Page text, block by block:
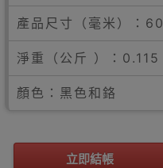
產品尺寸（毫米）：
淨重（公斤 ）：0.115
顏色：黑色和鉻
立即結帳